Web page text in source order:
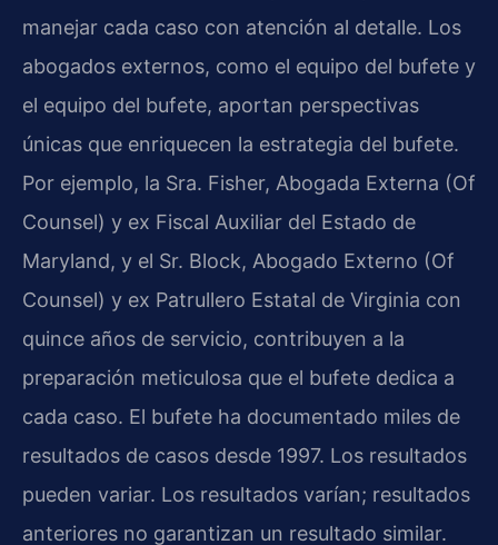
manejar cada caso con atención al detalle. Los
abogados externos, como el equipo del bufete y
el equipo del bufete, aportan perspectivas
únicas que enriquecen la estrategia del bufete.
Por ejemplo, la Sra. Fisher, Abogada Externa (Of
Counsel) y ex Fiscal Auxiliar del Estado de
Maryland, y el Sr. Block, Abogado Externo (Of
Counsel) y ex Patrullero Estatal de Virginia con
quince años de servicio, contribuyen a la
preparación meticulosa que el bufete dedica a
cada caso. El bufete ha documentado miles de
resultados de casos desde 1997. Los resultados
pueden variar. Los resultados varían; resultados
anteriores no garantizan un resultado similar.